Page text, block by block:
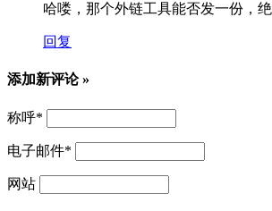
哈喽，那个外链工具能否发一份，绝
回复
添加新评论 »
称呼*
电子邮件*
网站